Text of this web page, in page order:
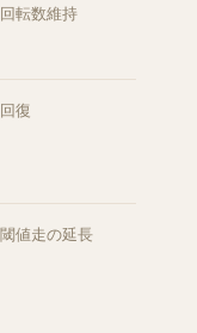
回転数維持
回復
閾値走の延長